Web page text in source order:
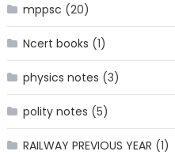
mppsc (20)
Ncert books (1)
physics notes (3)
polity notes (5)
RAILWAY PREVIOUS YEAR (1)